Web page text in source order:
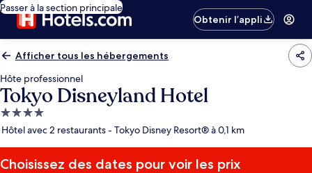
Passer à la section principale
Obtenir l’appli
Afficher tous les hébergements
Hôte professionnel
Tokyo Disneyland Hotel
Hébergement
4.0 étoiles
Hôtel avec 2 restaurants - Tokyo Disney Resort® à 0,1 km
Choisissez des dates pour voir les prix